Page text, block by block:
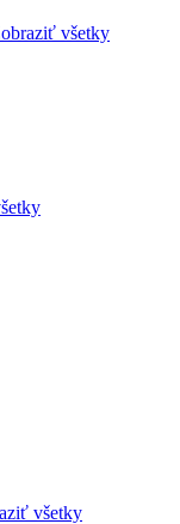
všetky
všetky